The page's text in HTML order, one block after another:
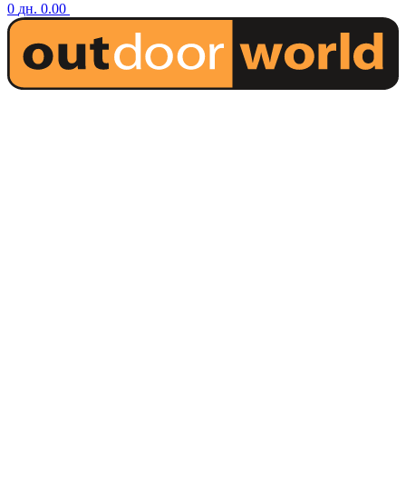
0 дн. 0.00